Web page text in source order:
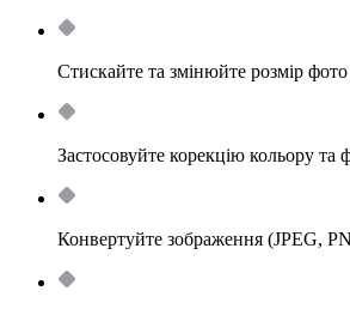
Стискайте та змінюйте розмір фото
Застосовуйте корекцію кольору та
Конвертуйте зображення (JPEG,